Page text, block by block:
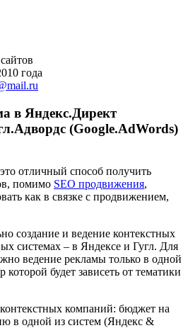
года
в Яндекс.Директ
(Google.AdWords)
отличный способ получить
помимо SEO продвижения,
как в связке с продвижением,
создание и ведение контекстных
системах – в Яндексе и Гугл. Для
ведение рекламы только в одной
будет зависеть от тематики
компаний: бюджет на
в одной из систем (Яндекс &